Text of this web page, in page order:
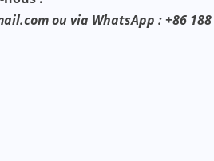
ou via WhatsApp : +86 188